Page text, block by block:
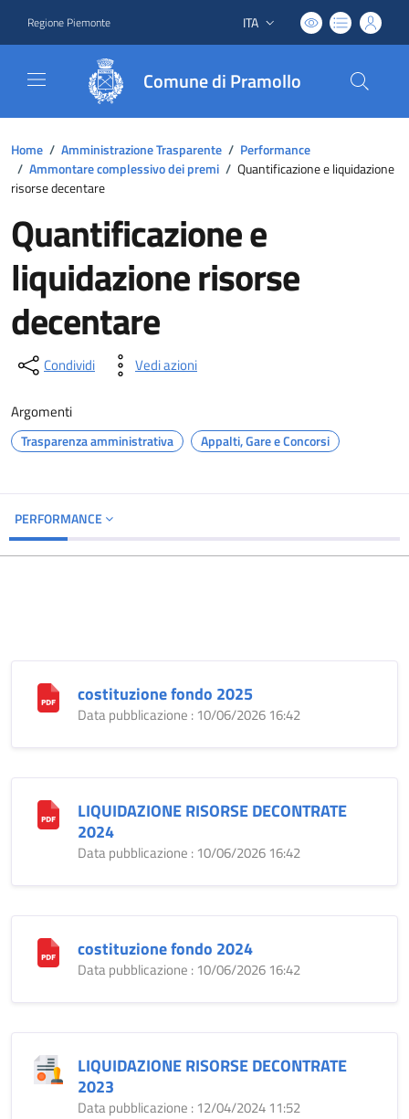
Regione Piemonte Lingua attiva:
ITA
Comune di Pramollo
Home / Amministrazione Trasparente / Performance
/ Ammontare complessivo dei premi / Quantificazione e liquidazione
risorse decentare
Quantificazione e
liquidazione risorse
decentare
Condividi Vedi azioni
Argomenti
Trasparenza amministrativa Appalti, Gare e Concorsi
PERFORMANCE
costituzione fondo 2025
Data pubblicazione : 10/06/2026 16:42
LIQUIDAZIONE RISORSE DECONTRATE
2024
Data pubblicazione : 10/06/2026 16:42
costituzione fondo 2024
Data pubblicazione : 10/06/2026 16:42
LIQUIDAZIONE RISORSE DECONTRATE
2023
Data pubblicazione : 12/04/2024 11:52